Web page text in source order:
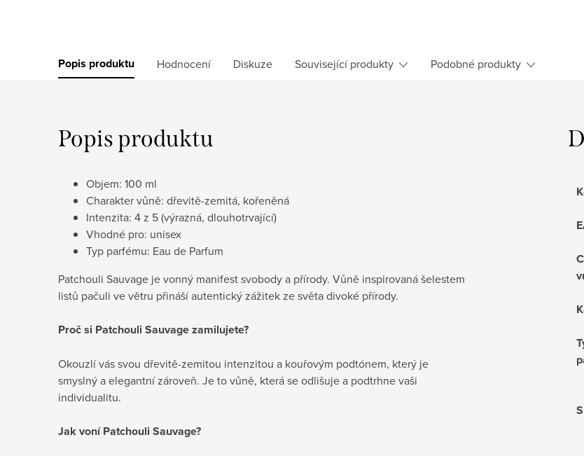
Popis produktu Hodnocení Diskuze Související produkty Podobné produkty
Popis produktu
Objem: 100 ml
Charakter vůně: dřevitě-zemitá, kořeněná
Intenzita: 4 z 5 (výrazná, dlouhotrvající)
Vhodné pro: unisex
Typ parfému: Eau de Parfum
Patchouli Sauvage je vonný manifest svobody a přírody. Vůně inspirovaná šelestem
listů pačuli ve větru přináší autentický zážitek ze světa divoké přírody.
Proč si Patchouli Sauvage zamilujete?
Okouzlí vás svou dřevitě-zemitou intenzitou a kouřovým podtónem, který je
smyslný a elegantní zároveň. Je to vůně, která se odlišuje a podtrhne vaši
individualitu.
Jak voní Patchouli Sauvage?